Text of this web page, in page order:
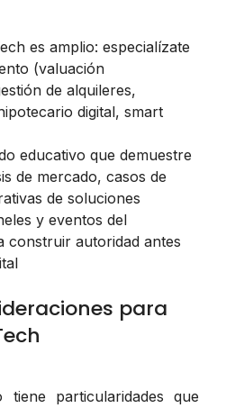
es amplio: especialízate
(valuación
de alquileres,
digital, smart
educativo que demuestre
de mercado, casos de
de soluciones
y eventos del
construir autoridad antes
para
tiene particularidades que